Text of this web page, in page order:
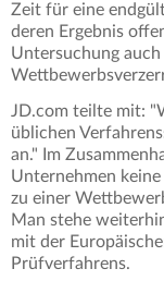
Zeit für eine
deren Ergebnis
Untersuchung
JD.com teilte mit:
üblichen
an." Im
Unternehmen
zu einer
Man stehe
mit der
Prüfverfahrens.